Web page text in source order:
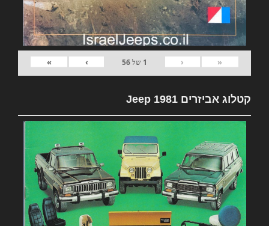
«
‹
1 של56
›
»
קטלוג אביזרים 1981 Jeep